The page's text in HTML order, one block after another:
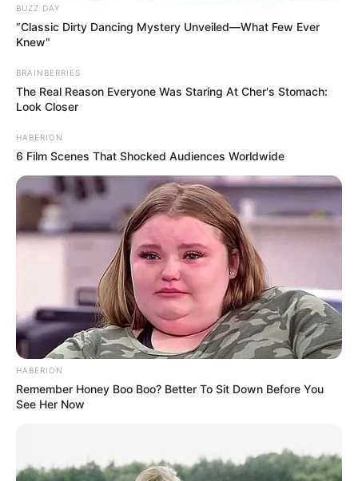
Familles nombreuses :
BUZZ DAY
“Classic Dirty Dancing Mystery Unveiled—What Few Ever
Knew"
BRAINBERRIES
The Real Reason Everyone Was Staring At Cher's Stomach:
Look Closer
HABERION
6 Film Scenes That Shocked Audiences Worldwide
HABERION
Remember Honey Boo Boo? Better To Sit Down Before You
See Her Now